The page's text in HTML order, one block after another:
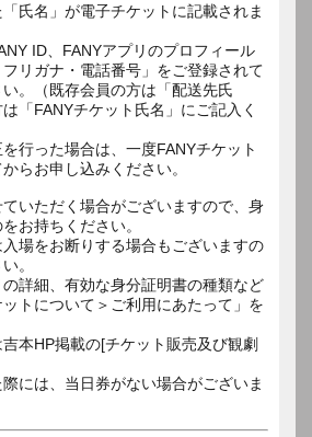
氏名」が電子チケットに記載されま
ID、FANYアプリのプロフィール
リガナ・電話番号」をご登録されて
。（既存会員の方は「配送先氏
「FANYチケット氏名」にご記入く
行った場合は、一度FANYチケット
からお申し込みください。
いただく場合がございますので、身
お持ちください。
場をお断りする場合もございますの
。
詳細、有効な身分証明書の種類など
トについて＞ご利用にあたって」を
本HP掲載の[チケット販売及び観劇
には、当日券がない場合がございま